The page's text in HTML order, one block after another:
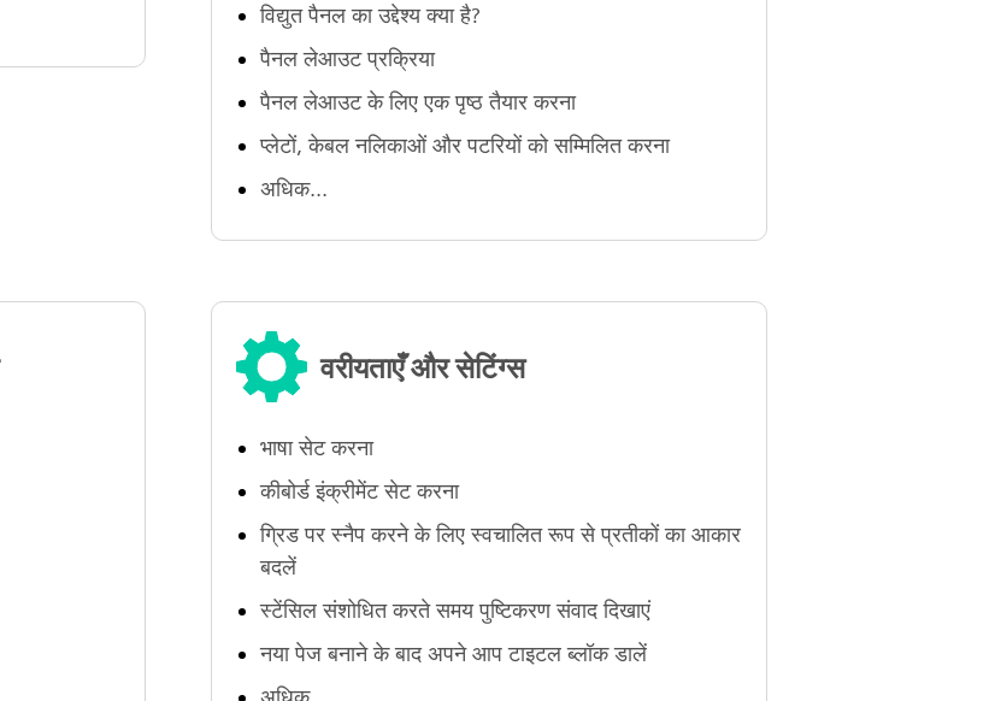
विद्युत पैनल का उद्देश्य क्या है?
पैनल लेआउट प्रक्रिया
पैनल लेआउट के लिए एक पृष्ठ तैयार करना
प्लेटों, केबल नलिकाओं और पटरियों को सम्मिलित करना
अधिक...
वरीयताएँ और सेटिंग्स
भाषा सेट करना
कीबोर्ड इंक्रीमेंट सेट करना
ग्रिड पर स्नैप करने के लिए स्वचालित रूप से प्रतीकों का आकार
बदलें
स्टेंसिल संशोधित करते समय पुष्टिकरण संवाद दिखाएं
नया पेज बनाने के बाद अपने आप टाइटल ब्लॉक डालें